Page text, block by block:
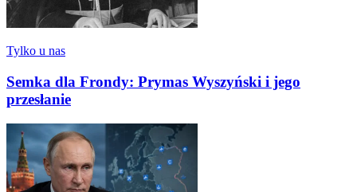
Tylko u nas
Semka dla Frondy: Prymas Wyszyński i jego
przesłanie